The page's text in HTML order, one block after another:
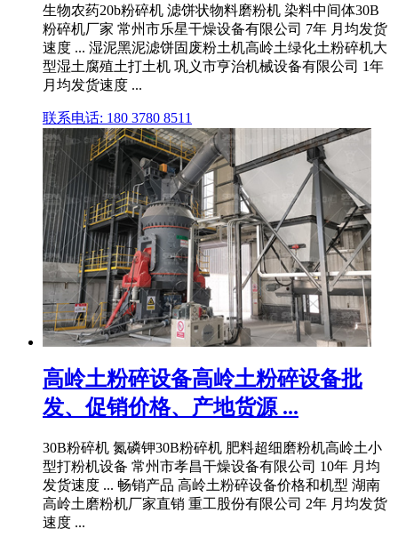
生物农药20b粉碎机 滤饼状物料磨粉机 染料中间体30B
粉碎机厂家 常州市乐星干燥设备有限公司 7年 月均发货
速度 ... 湿泥黑泥滤饼固废粉土机高岭土绿化土粉碎机大
型湿土腐殖土打土机 巩义市亨治机械设备有限公司 1年
月均发货速度 ...
联系电话: 180 3780 8511
高岭土粉碎设备高岭土粉碎设备批
发、促销价格、产地货源 ...
30B粉碎机 氮磷钾30B粉碎机 肥料超细磨粉机高岭土小
型打粉机设备 常州市孝昌干燥设备有限公司 10年 月均
发货速度 ... 畅销产品 高岭土粉碎设备价格和机型 湖南
高岭土磨粉机厂家直销 重工股份有限公司 2年 月均发货
速度 ...